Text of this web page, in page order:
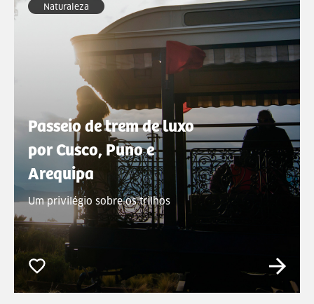
Naturaleza
Passeio de trem de luxo
por Cusco, Puno e
Arequipa
Um privilégio sobre os trilhos